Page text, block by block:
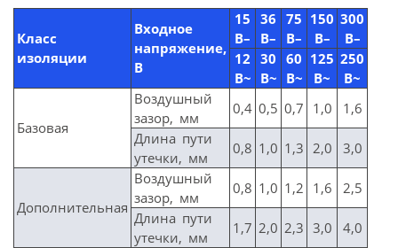
Класс
изоляции
Входное
напряжение,
В
15
В–
36
В–
75
В–
150
В–
300
В–
12
В~
30
В~
60
В~
125
В~
250
В~
Базовая
Воздушный
зазор, мм
0,4 0,5 0,7 1,0
1,6
Длина пути
утечки, мм
0,8 1,0 1,3 2,0 3,0
Дополнительная
Воздушный
зазор, мм
0,8 1,0 1,2 1,6
2,5
Длина пути
утечки, мм
1,7 2,0 2,3 3,0 4,0